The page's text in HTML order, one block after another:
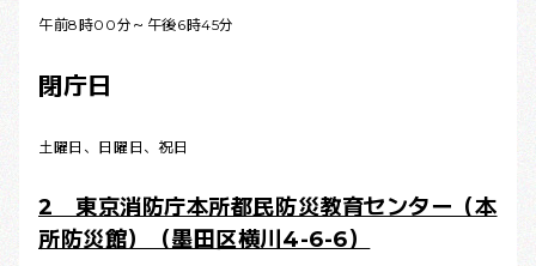
午前8時00分～午後6時45分
閉庁日
土曜日、日曜日、祝日
2 東京消防庁本所都民防災教育センター（本
所防災館）（墨田区横川4-6-6）